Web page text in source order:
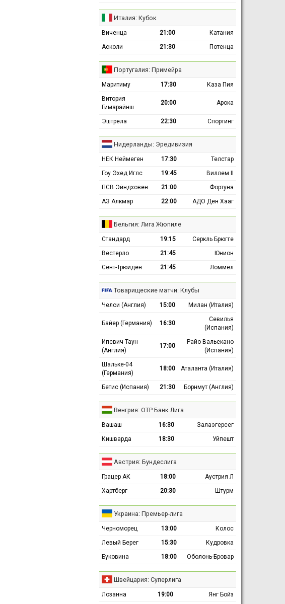
Италия: Кубок
Виченца 21:00
Катания
Асколи
21:30 Потенца
Португалия: Примейра
Маритиму 17:30
Каза Пия
Витория
Гимарайнш
20:00 Арока
Эштрела 22:30 Спортинг
Нидерланды: Эредивизия
НЕК Неймеген 17:30
Телстар
Гоу Эхед Иглс
19:45
Виллем II
ПСВ Эйндховен
21:00
Фортуна
АЗ Алкмар
22:00 АДО Ден Хааг
Бельгия: Лига Жюпиле
Стандард 19:15
Серкль Брюгге
Вестерло
21:45
Юнион
Сент-Трюйден
21:45 Ломмел
Товарищеские матчи: Клубы
Челси (Англия) 15:00 Милан (Италия)
Байер (Германия) 16:30
Севилья
(Испания)
Ипсвич Таун
(Англия)
17:00
Райо Вальекано
(Испания)
Шальке-04
(Германия)
18:00 Аталанта (Италия)
Бетис (Испания) 21:30 Борнмут (Англия)
Венгрия: ОТР Банк Лига
Вашаш 16:30
Залаэгерсег
Кишварда
18:30 Уйпешт
Австрия: Бундеслига
Грацер АК 18:00
Аустрия Л
Хартберг
20:30 Штурм
Украина: Премьер-лига
Черноморец 13:00
Колос
Левый Берег
15:30
Кудровка
Буковина
18:00 Оболонь-Бровар
Швейцария: Суперлига
Лозанна 19:00
Янг Бойз